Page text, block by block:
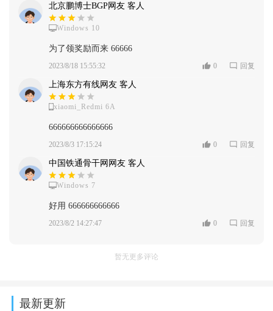
北京鹏博士BGP网友 客人
Windows 10
为了领奖励而来 66666
2023/8/18 15:55:32 0 回复
上海东方有线网友 客人
xiaomi_Redmi 6A
666666666666666
2023/8/3 17:15:24 0 回复
中国铁通骨干网网友 客人
Windows 7
好用 666666666666
2023/8/2 14:27:47 0 回复
暂无更多评论
最新更新